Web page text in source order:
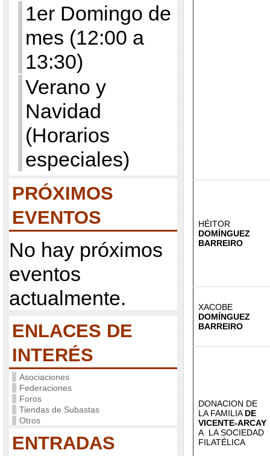
1er Domingo de
mes (12:00 a
13:30)
Verano y
Navidad
(Horarios
especiales)
PRÓXIMOS
EVENTOS
No hay próximos
eventos
actualmente.
ENLACES DE
INTERÉS
Asociaciones
Federaciones
Foros
Tiendas de Subastas
Otros
ENTRADAS
HÉITOR
DOMÍNGUEZ
BARREIRO
XACOBE
DOMÍNGUEZ
BARREIRO
DONACION DE
LA FAMILIA DE
VICENTE-ARCAY
A LA SOCIEDAD
FILATÉLICA